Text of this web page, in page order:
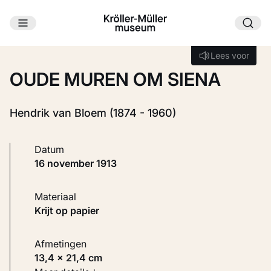
Ga naar hoofdinhoud
Lees voor
Lees voor
OUDE MUREN OM SIENA
Hendrik van Bloem (1874 - 1960)
Datum
16 november 1913
Materiaal
Krijt op papier
Afmetingen
13,4 × 21,4 cm